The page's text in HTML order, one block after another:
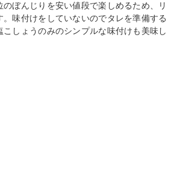
ぼんじりを安い値段で楽しめるため、リ
。味付けをしていないのでタレを準備する
しょうのみのシンプルな味付けも美味し